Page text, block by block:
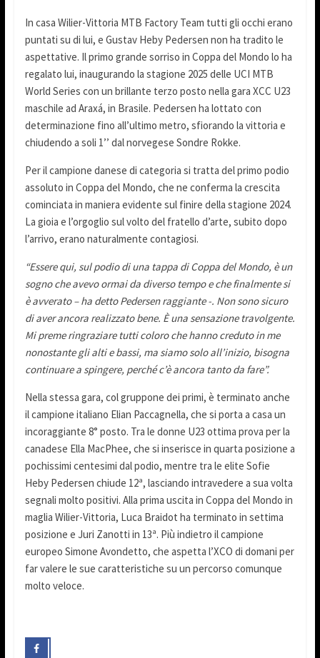
In casa Wilier-Vittoria MTB Factory Team tutti gli occhi erano
puntati su di lui, e Gustav Heby Pedersen non ha tradito le
aspettative. Il primo grande sorriso in Coppa del Mondo lo ha
regalato lui, inaugurando la stagione 2025 delle UCI MTB
World Series con un brillante terzo posto nella gara XCC U23
maschile ad Araxá, in Brasile. Pedersen ha lottato con
determinazione fino all’ultimo metro, sfiorando la vittoria e
chiudendo a soli 1’’ dal norvegese Sondre Rokke.
Per il campione danese di categoria si tratta del primo podio
assoluto in Coppa del Mondo, che ne conferma la crescita
cominciata in maniera evidente sul finire della stagione 2024.
La gioia e l’orgoglio sul volto del fratello d’arte, subito dopo
l’arrivo, erano naturalmente contagiosi.
“Essere qui, sul podio di una tappa di Coppa del Mondo, è un
sogno che avevo ormai da diverso tempo e che finalmente si
è avverato – ha detto Pedersen raggiante -. Non sono sicuro
di aver ancora realizzato bene. È una sensazione travolgente.
Mi preme ringraziare tutti coloro che hanno creduto in me
nonostante gli alti e bassi, ma siamo solo all’inizio, bisogna
continuare a spingere, perché c’è ancora tanto da fare”.
Nella stessa gara, col gruppone dei primi, è terminato anche
il campione italiano Elian Paccagnella, che si porta a casa un
incoraggiante 8° posto. Tra le donne U23 ottima prova per la
canadese Ella MacPhee, che si inserisce in quarta posizione a
pochissimi centesimi dal podio, mentre tra le elite Sofie
Heby Pedersen chiude 12ª, lasciando intravedere a sua volta
segnali molto positivi. Alla prima uscita in Coppa del Mondo in
maglia Wilier-Vittoria, Luca Braidot ha terminato in settima
posizione e Juri Zanotti in 13ª. Più indietro il campione
europeo Simone Avondetto, che aspetta l’XCO di domani per
far valere le sue caratteristiche su un percorso comunque
molto veloce.